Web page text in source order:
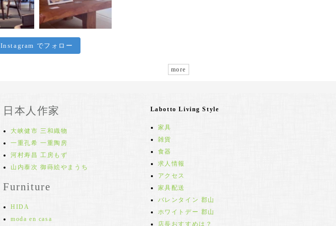
Instagram でフォロー
more
日本人作家
大峡健市 三和織物
一重孔希 一重陶房
河村寿昌 工房もず
山内泰次 御蒔絵やまうち
Furniture
HIDA
moda en casa
Labotto Living Style
家具
雑貨
食器
求人情報
アクセス
家具配送
バレンタイン 郡山
ホワイトデー 郡山
店長おすすめは？